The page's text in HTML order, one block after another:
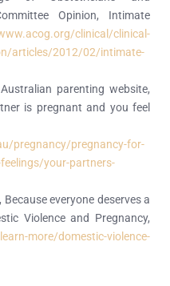
Opinion, Intimate
clinical/clinical-
articles/2012/02/intimate-
parenting website,
is pregnant and you feel
pregnancy/pregnancy-for-
your-partners-
everyone deserves a
Violence and Pregnancy,
more/domestic-violence-